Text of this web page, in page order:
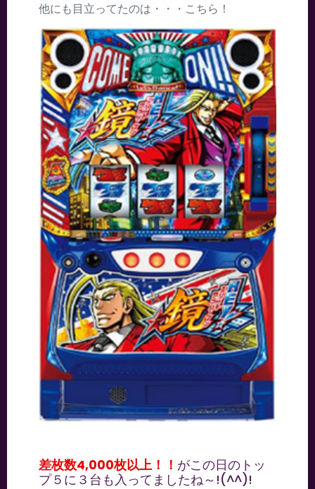
他にも目立ってたのは・・・こちら！
差枚数4,000枚以上！！ がこの日のトッ
プ５に３台も入ってましたね～!(^^)!